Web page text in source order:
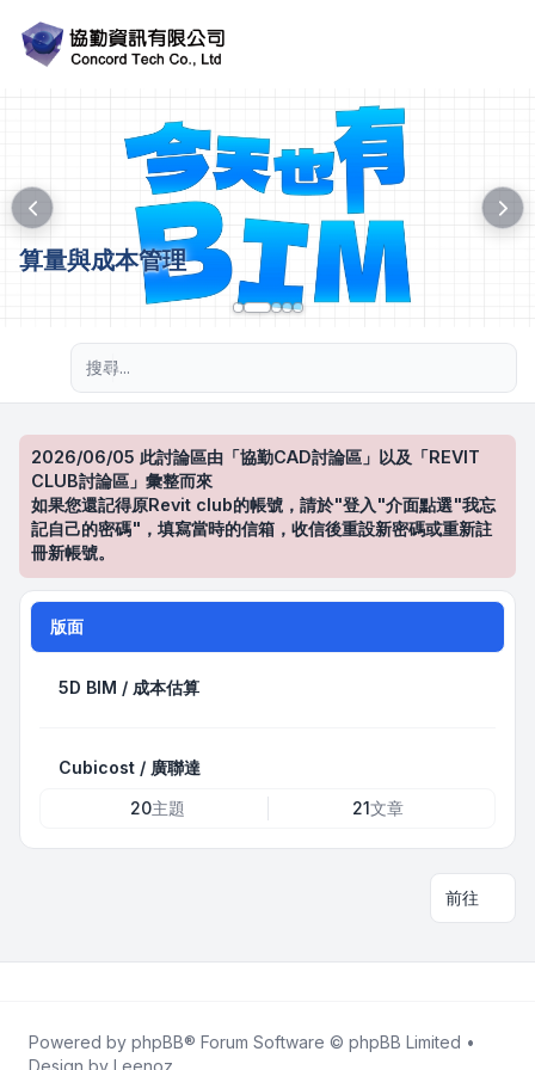
算量與成本管理
2026/06/05 此討論區由「協勤CAD討論區」以及「REVIT
CLUB討論區」彙整而來
如果您還記得原Revit club的帳號，請於"登入"介面點選"我忘
記自己的密碼"，填寫當時的信箱，收信後重設新密碼或重新註
冊新帳號。
版面
5D BIM / 成本估算
Cubicost / 廣聯達
20主題 21文章
前往
Powered by phpBB® Forum Software © phpBB Limited •
Design by Leenoz